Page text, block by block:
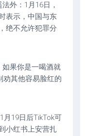
外：1月16日，
表示，中国与东
绝不允许犯罪分
果你是一喝酒就
劝其他容易脸红的
月19日后TikTok可
小红书上安营扎